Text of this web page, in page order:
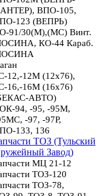
ВПО-105,
123 (ВЕПРЬ)
91/30(М),(МС) Винт.
КО-44 Караб.
12,-12М (12х76),
16,-16М (16х76)
АВТО)
94, -95, -95М,
-97, -97Р,
133, 136
ТОЗ (Тульский
Завод)
МЦ 21-12
ТОЗ-120
ТОЗ-78,